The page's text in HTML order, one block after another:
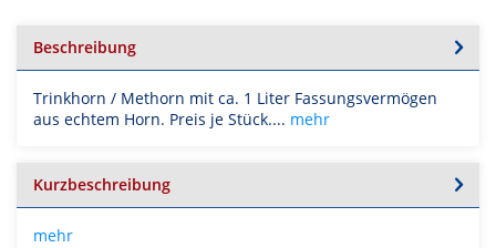
Beschreibung
Trinkhorn / Methorn mit ca. 1 Liter Fassungsvermögen
aus echtem Horn. Preis je Stück.... mehr
Kurzbeschreibung
mehr